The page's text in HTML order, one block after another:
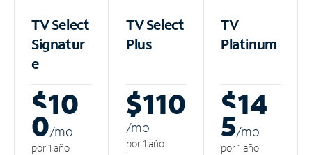
TV Select
Signatur
e
$10
0/mo
por 1 año
TV Select
Plus
$110
/mo
por 1 año
TV
Platinum
$14
5/mo
por 1 año